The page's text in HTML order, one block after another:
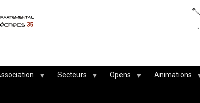
Secteurs Opens Animations